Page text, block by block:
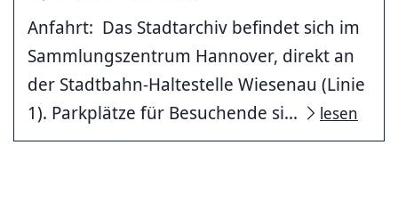
Anfahrt: Das Stadtarchiv befindet sich im
Sammlungszentrum Hannover, direkt an
der Stadtbahn-Haltestelle Wiesenau (Linie
1). Parkplätze für Besuchende si...
lesen